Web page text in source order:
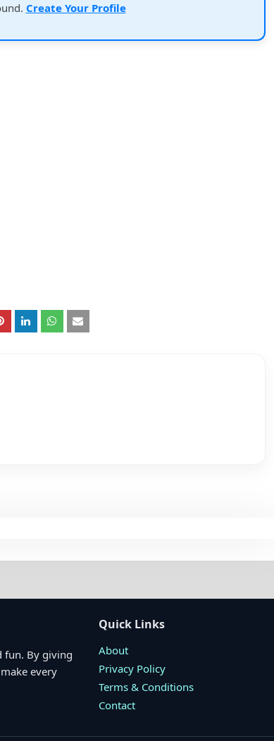
Create Your Profile
fun. By giving
every
Quick Links
About
Privacy Policy
Terms & Conditions
Contact